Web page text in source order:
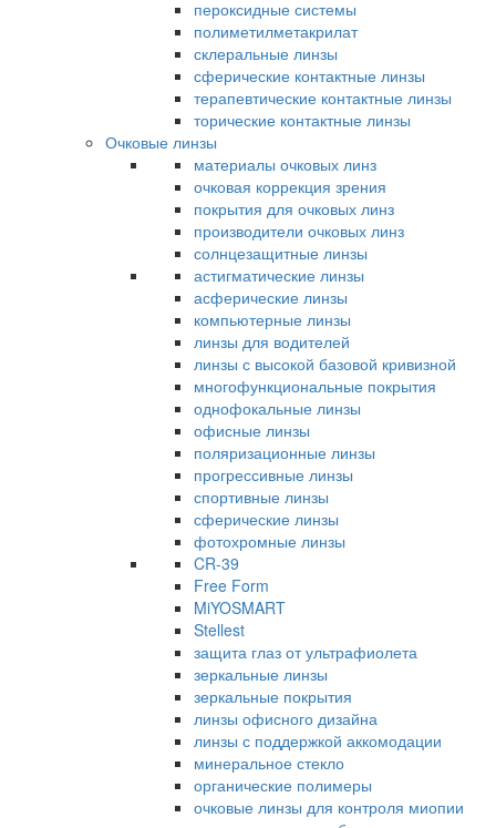
пероксидные системы
полиметилметакрилат
склеральные линзы
сферические контактные линзы
терапевтические контактные линзы
торические контактные линзы
Очковые линзы
материалы очковых линз
очковая коррекция зрения
покрытия для очковых линз
производители очковых линз
солнцезащитные линзы
астигматические линзы
асферические линзы
компьютерные линзы
линзы для водителей
линзы с высокой базовой кривизной
многофункциональные покрытия
однофокальные линзы
офисные линзы
поляризационные линзы
прогрессивные линзы
спортивные линзы
сферические линзы
фотохромные линзы
CR-39
Free Form
MiYOSMART
Stellest
защита глаз от ультрафиолета
зеркальные линзы
зеркальные покрытия
линзы офисного дизайна
линзы с поддержкой аккомодации
минеральное стекло
органические полимеры
очковые линзы для контроля миопии